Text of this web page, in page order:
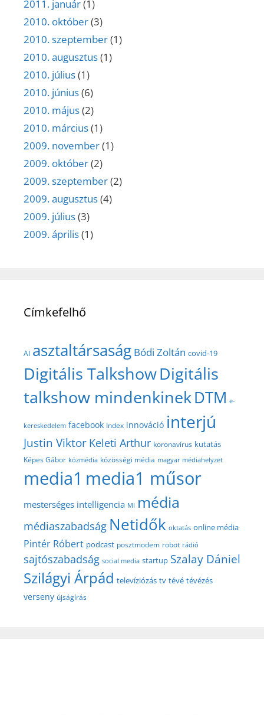
2011. január(1)
2010. október(3)
2010. szeptember(1)
2010. augusztus(1)
2010. július(1)
2010. június(6)
2010. május(2)
2010. március(1)
2009. november(1)
2009. október(2)
2009. szeptember(2)
2009. augusztus(4)
2009. július(3)
2009. április(1)
Címkefelhő
AI asztaltársaság Bódi Zoltán covid-19
Digitális TalkshowDigitális
talkshow mindenkinekDTM e-
kereskedelem facebook Index innováció interjú
Justin Viktor Keleti Arthur koronavírus kutatás
Képes Gábor közmédia közösségi média magyar médiahelyzet
media1 media1 műsor
mesterséges intelligencia MI média
médiaszabadság Netidők oktatás online média
Pintér Róbert podcast posztmodem robot rádió
sajtószabadság social media startup Szalay Dániel
Szilágyi Árpád televíziózás tv tévé tévézés
verseny újságírás